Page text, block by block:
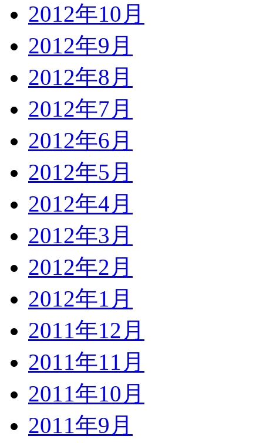
2012年10月
2012年9月
2012年8月
2012年7月
2012年6月
2012年5月
2012年4月
2012年3月
2012年2月
2012年1月
2011年12月
2011年11月
2011年10月
2011年9月